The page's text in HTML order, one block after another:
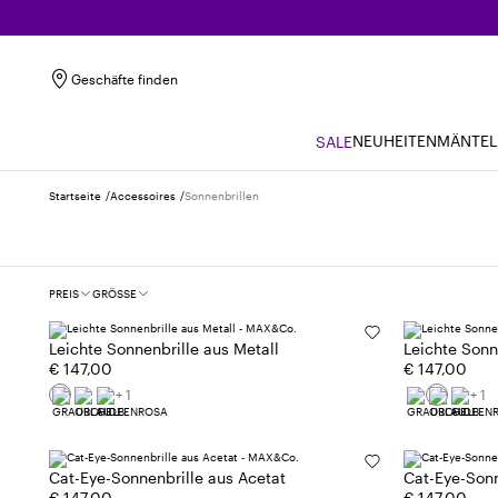
Geschäfte finden
SALENEUHEITEN
Startseite Accessoires Sonnenbrillen
Filter
PREIS GRÖSSE
Leichte Sonnenbrille aus Metall
€ 147,00
+ 1
Leichte
€ 147,00
+ 1
Cat-Eye-Sonnenbrille aus Acetat
Cat-Eye-